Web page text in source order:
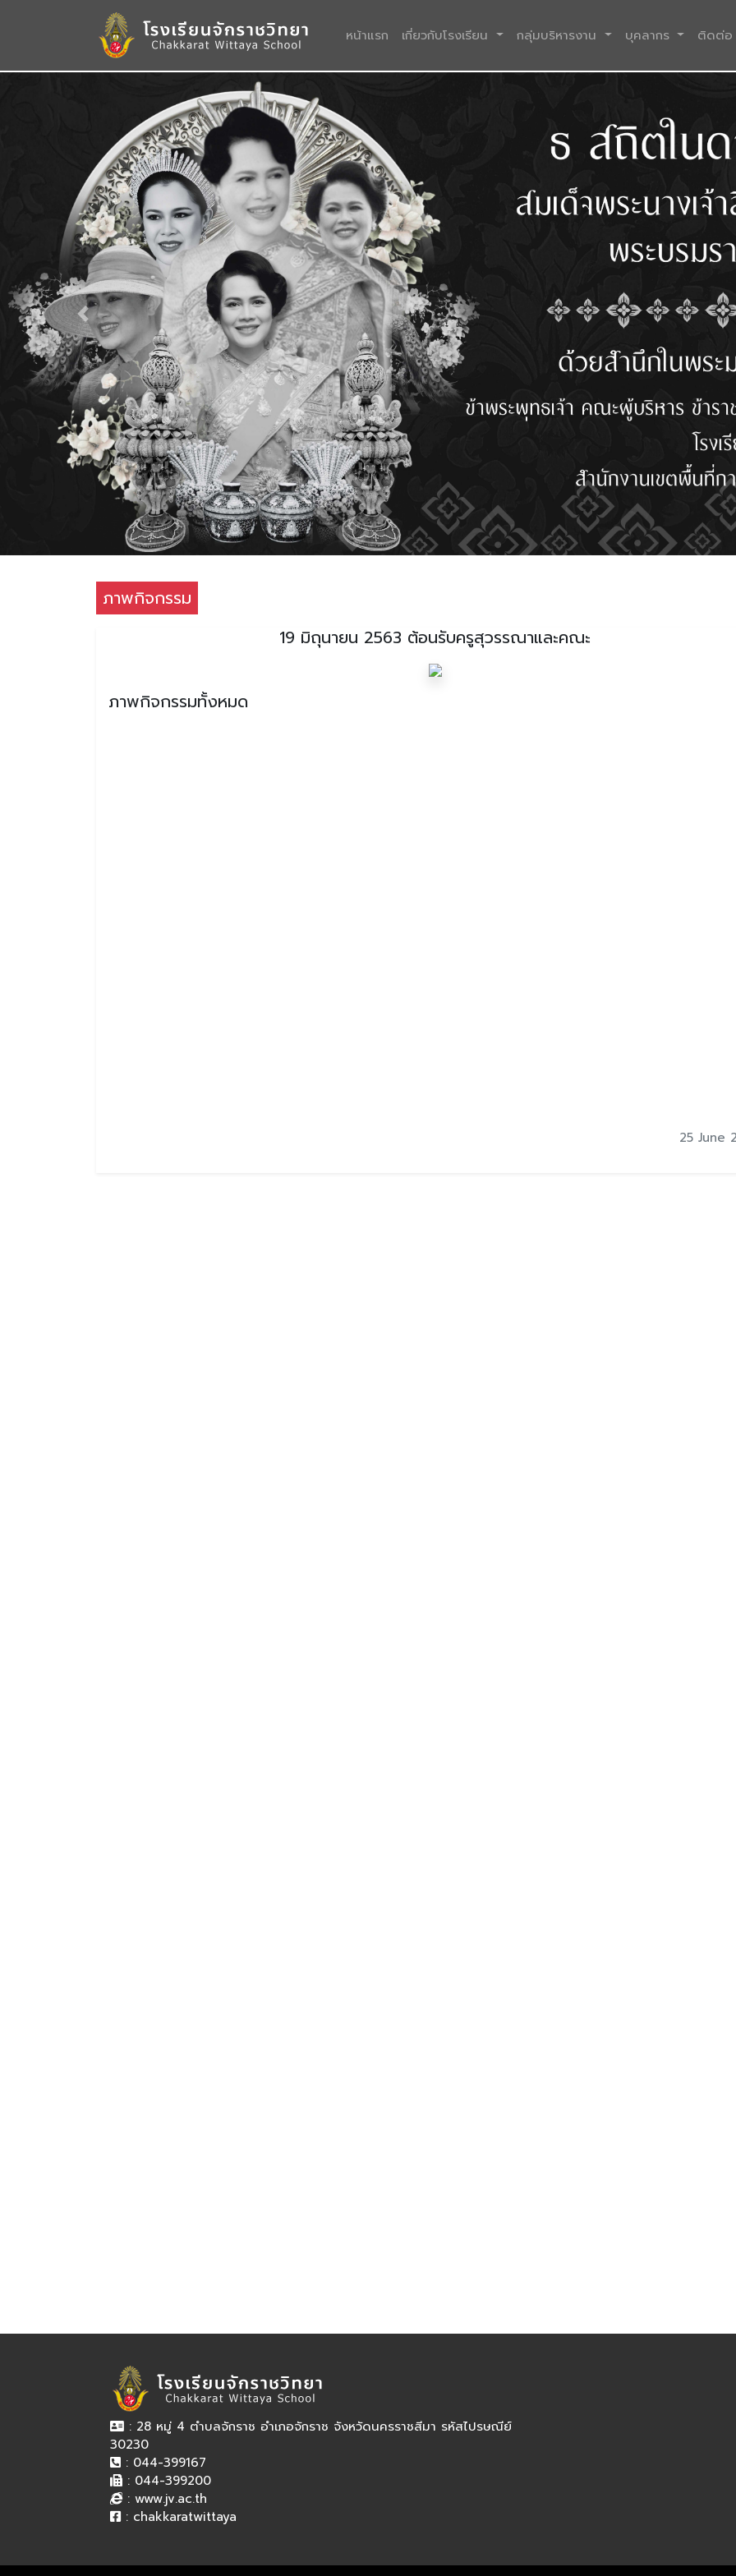
หน้าแรก (current)
เกี่ยวกับโรงเรียน กลุ่มบริหารงาน บุคลากร ติดต่อ
Previous
ภาพกิจกรรม
19 มิถุนายน 2563 ต้อนรับครูสุวรรณาและคณะ
ภาพกิจกรรมทั้งหมด
25 June
: 28 หมู่ 4 ตำบลจักราช อำเภอจักราช จังหวัดนครราชสีมา รหัสไปรษณีย์
30230
: 044-399167
: 044-399200
: www.jv.ac.th
: chakkaratwittaya